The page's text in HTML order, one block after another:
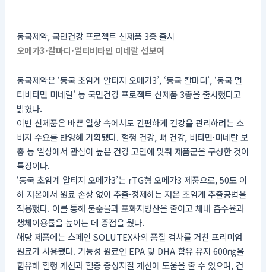
동국제약, 국민건강 프로젝트 신제품 3종 출시
오메가3·칼마디·멀티비타민 미네랄 선보여
동국제약은 ‘동국 초임계 알티지 오메가3’, ‘동국 칼마디’, ‘동국 멀
티비타민 미네랄’ 등 국민건강 프로젝트 신제품 3종을 출시했다고
밝혔다.
이번 신제품은 바쁜 일상 속에서도 간편하게 건강을 관리하려는 소
비자 수요를 반영해 기획됐다. 혈행 건강, 뼈 건강, 비타민·미네랄 보
충 등 일상에서 관심이 높은 건강 고민에 맞춰 제품군을 구성한 것이
특징이다.
‘동국 초임계 알티지 오메가3’는 rTG형 오메가3 제품으로, 50도 이
하 저온에서 원료 손상 없이 추출·정제하는 저온 초임계 추출공법을
적용했다. 이를 통해 불순물과 포화지방산을 줄이고 체내 흡수율과
생체이용률을 높이는 데 중점을 뒀다.
해당 제품에는 스페인 SOLUTEX사의 품질 검사를 거친 프리미엄
원료가 사용됐다. 기능성 원료인 EPA 및 DHA 함유 유지 600㎎을
함유해 혈행 개선과 혈중 중성지질 개선에 도움을 줄 수 있으며, 건